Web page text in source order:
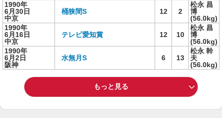
1990年
6月30日
中京
桶狭間S 12 2
松永 昌
博
(56.0kg)
1990年
6月16日
中京
テレビ愛知賞 12 10
松永 昌
博
(56.0kg)
1990年
6月2日
阪神
水無月S 6 13
松永 幹
夫
(56.0kg)
もっと見る